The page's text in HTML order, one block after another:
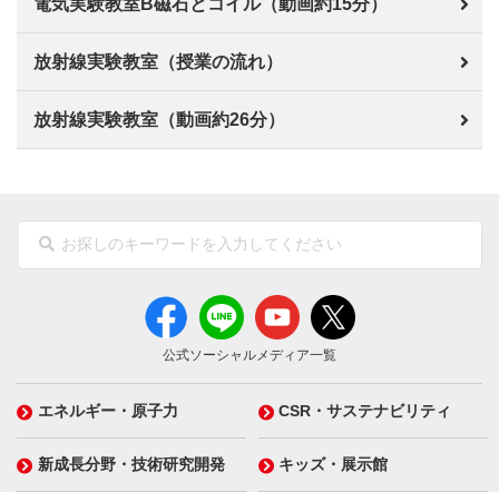
電気実験教室B磁石とコイル（動画約15分）
放射線実験教室（授業の流れ）
放射線実験教室（動画約26分）
公式ソーシャルメディア一覧
エネルギー・原子力 CSR・サステナビリティ
新成長分野・技術研究開発 キッズ・展示館